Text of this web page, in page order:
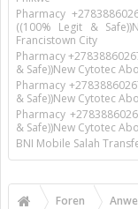
Pharmacy
((100% Legit &
Francistown City
Pharmacy
& Safe))New Cytotec
Pharmacy
& Safe))New Cytotec
Pharmacy
& Safe))New Cytotec
BNI Mobile Salah
Foren